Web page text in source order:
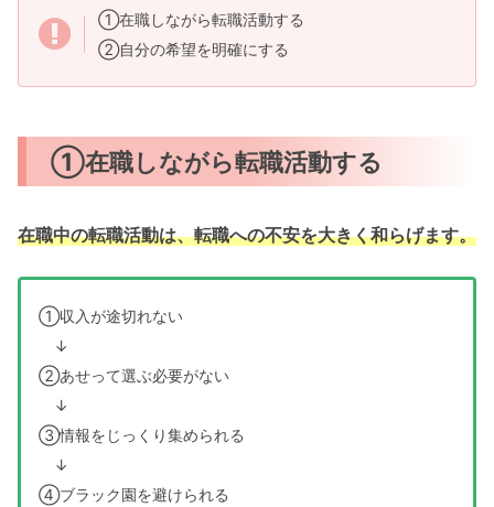
①在職しながら転職活動する
②自分の希望を明確にする
①在職しながら転職活動する
在職中の転職活動は、転職への不安を大きく和らげます。
①収入が途切れない
↓
②あせって選ぶ必要がない
↓
③情報をじっくり集められる
↓
④ブラック園を避けられる